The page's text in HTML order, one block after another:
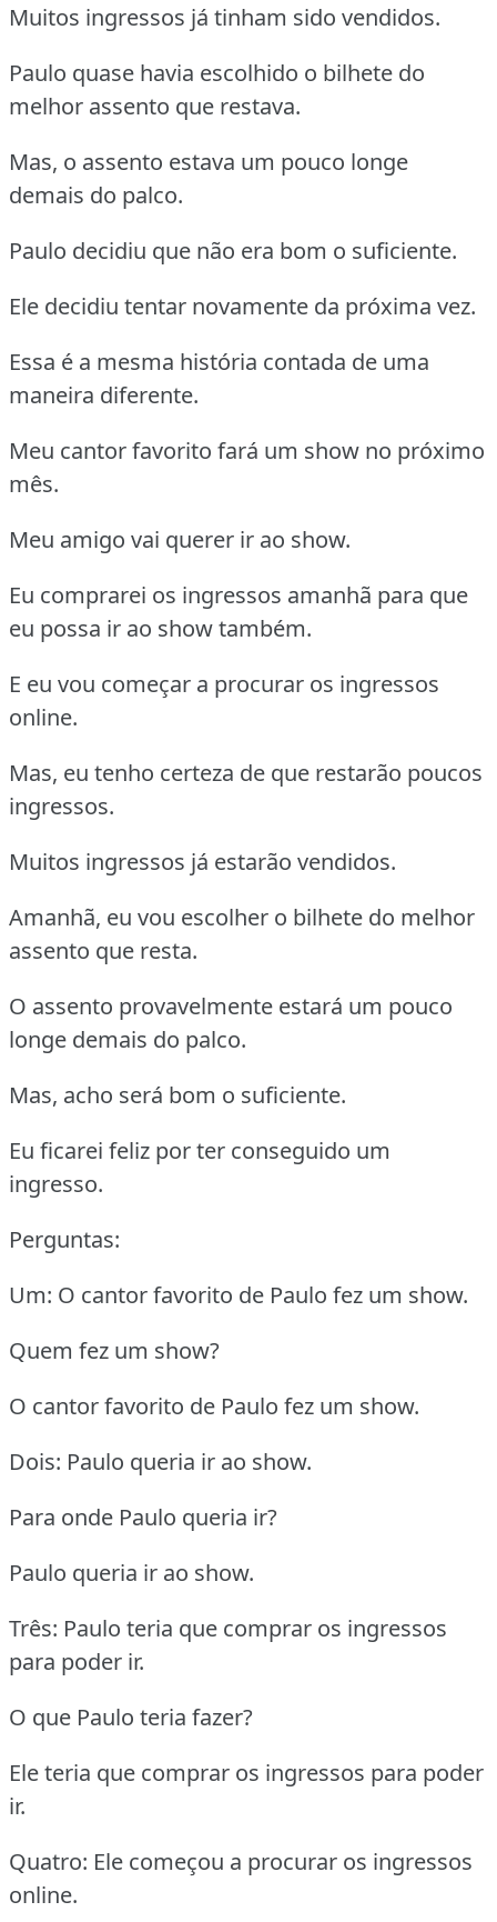
Muitos ingressos já tinham sido vendidos.
Paulo quase havia escolhido o bilhete do
melhor assento que restava.
Mas, o assento estava um pouco longe
demais do palco.
Paulo decidiu que não era bom o suficiente.
Ele decidiu tentar novamente da próxima vez.
Essa é a mesma história contada de uma
maneira diferente.
Meu cantor favorito fará um show no próximo
mês.
Meu amigo vai querer ir ao show.
Eu comprarei os ingressos amanhã para que
eu possa ir ao show também.
E eu vou começar a procurar os ingressos
online.
Mas, eu tenho certeza de que restarão poucos
ingressos.
Muitos ingressos já estarão vendidos.
Amanhã, eu vou escolher o bilhete do melhor
assento que resta.
O assento provavelmente estará um pouco
longe demais do palco.
Mas, acho será bom o suficiente.
Eu ficarei feliz por ter conseguido um
ingresso.
Perguntas:
Um: O cantor favorito de Paulo fez um show.
Quem fez um show?
O cantor favorito de Paulo fez um show.
Dois: Paulo queria ir ao show.
Para onde Paulo queria ir?
Paulo queria ir ao show.
Três: Paulo teria que comprar os ingressos
para poder ir.
O que Paulo teria fazer?
Ele teria que comprar os ingressos para poder
ir.
Quatro: Ele começou a procurar os ingressos
online.